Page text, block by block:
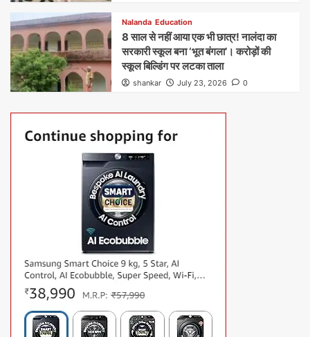
Nalanda Education
8 साल से नहीं आया एक भी छात्र! नालंदा का
सरकारी स्कूल बना ‘भूत बंगला’। करोड़ों की
स्कूल बिल्डिंग पर लटका ताला
shankar July 23, 2026 0